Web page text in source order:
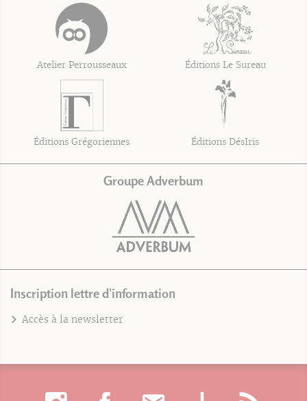
Atelier Perrousseaux Éditions Le Sureau
Éditions Grégoriennes Éditions DésIris
Groupe Adverbum
Inscription lettre d'information
Accès à la newsletter